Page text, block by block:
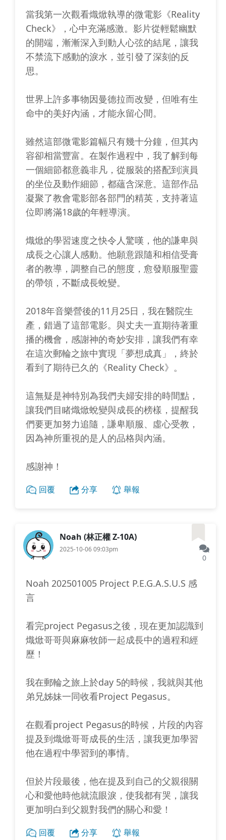
當我第一次觀看熾焮執導的微電影《Reality
Check》，心中充滿感激。影片從輕鬆幽默
的開端，漸漸深入到動人心弦的結尾，讓我
不禁流下感動的淚水，並引發了深刻的反
思。
世界上許多事物因曼德拉而改變，但唯有生
命中的美好內涵，才能永留心間。
雖然這部微電影篇幅只有幾十分鐘，但其內
容卻相當豐富。在製作過程中，我了解到每
一個細節都意義非凡，從服裝的搭配到演員
的坐位及動作細節，都蘊含深意。這部作品
凝聚了教會電影部各部門的精英，支持著這
位即將滿18歲的年輕導演。
熾焮的學習速度之快令人驚嘆，他的謙卑與
成長之心讓人感動。他願意跟隨和相信受膏
者的教導，調整自己的態度，愈發順服聖靈
的帶領，不斷成長蛻變。
2018年音樂營後的11月25日，我在醫院生
產，錯過了這部電影。與丈夫一直期待著重
播的機會，感謝神的奇妙安排，讓我們有幸
在這次郵輪之旅中實現「夢想成真」，終於
看到了期待已久的《Reality Check》。
這無疑是神特別為我們夫婦安排的時間點，
讓我們目睹熾焮蛻變與成長的榜樣，提醒我
們要更加努力追隨，謙卑順服、虛心受教，
因為神所重視的是人的品格與內涵。
感謝神！
回覆 分享 舉報
Noah (林正權 Z-10A)
2025-10-06 09:03pm
0
Noah 202501005 Project P.E.G.A.S.U.S 感
言
看完project Pegasus之後，現在更加認識到
熾焮哥哥與麻麻牧師一起成長中的過程和經
歷！
我在郵輪之旅上於day 5的時候，我就與其他
弟兄姊妹一同收看Project Pegasus。
在觀看project Pegasus的時候，片段的內容
提及到熾焮哥哥成長的生活，讓我更加學習
他在過程中學習到的事情。
但於片段最後，他在提及到自己的父親很關
心和愛他時他就流眼淚，使我都有哭，讓我
更加明白到父親對我們的關心和愛！
回覆 分享 舉報